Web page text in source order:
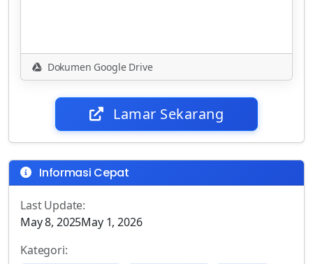
Dokumen Google Drive
Lamar Sekarang
Informasi Cepat
Last Update:
May 8, 2025May 1, 2026
Kategori: